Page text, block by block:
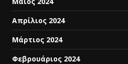
Απρίλιος 2024
Μάρτιος 2024
Φεβρουάριος 2024